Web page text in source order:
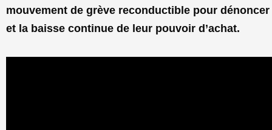
mouvement de grève reconductible pour
et la baisse continue de leur pouvoir d’achat.